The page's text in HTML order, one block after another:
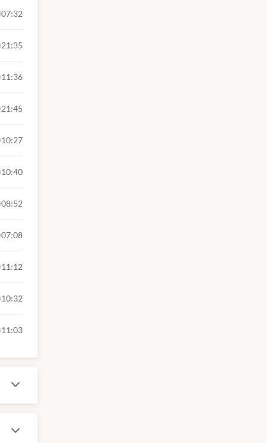
07:32
21:35
11:36
21:45
10:27
10:40
08:52
07:08
11:12
10:32
11:03